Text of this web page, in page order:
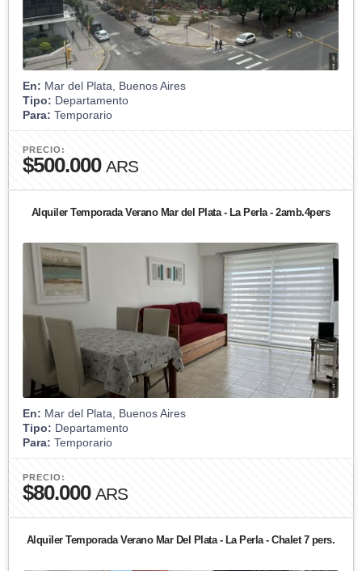
En: Mar del Plata, Buenos Aires
Tipo: Departamento
Para: Temporario
PRECIO:
$500.000 ARS
Alquiler Temporada Verano Mar del Plata - La Perla - 2amb.4pers
En: Mar del Plata, Buenos Aires
Tipo: Departamento
Para: Temporario
PRECIO:
$80.000 ARS
Alquiler Temporada Verano Mar Del Plata - La Perla - Chalet 7 pers.